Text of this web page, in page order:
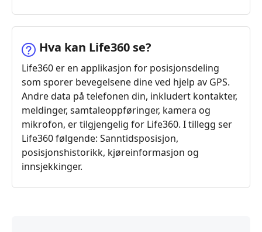
Hva kan Life360 se?
Life360 er en applikasjon for posisjonsdeling
som sporer bevegelsene dine ved hjelp av GPS.
Andre data på telefonen din, inkludert kontakter,
meldinger, samtaleoppføringer, kamera og
mikrofon, er tilgjengelig for Life360. I tillegg ser
Life360 følgende: Sanntidsposisjon,
posisjonshistorikk, kjøreinformasjon og
innsjekkinger.